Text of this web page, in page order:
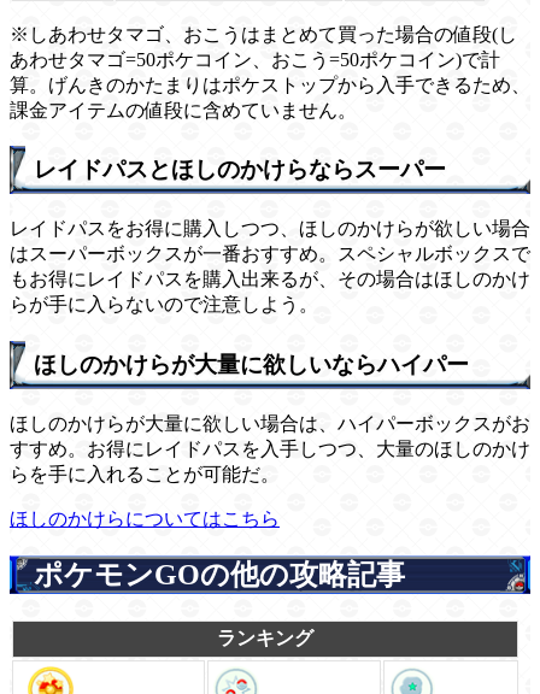
※しあわせタマゴ、おこうはまとめて買った場合の値段(し
あわせタマゴ=50ポケコイン、おこう=50ポケコイン)で計
算。げんきのかたまりはポケストップから入手できるため、
課金アイテムの値段に含めていません。
レイドパスとほしのかけらならスーパー
レイドパスをお得に購入しつつ、ほしのかけらが欲しい場合
はスーパーボックスが一番おすすめ。スペシャルボックスで
もお得にレイドパスを購入出来るが、その場合はほしのかけ
らが手に入らないので注意しよう。
ほしのかけらが大量に欲しいならハイパー
ほしのかけらが大量に欲しい場合は、ハイパーボックスがお
すすめ。お得にレイドパスを入手しつつ、大量のほしのかけ
らを手に入れることが可能だ。
ほしのかけらについてはこちら
ポケモンGOの他の攻略記事
ランキング